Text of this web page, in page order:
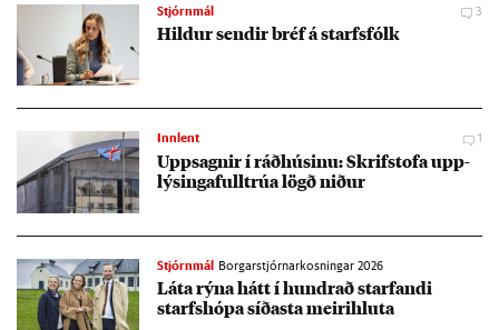
Stjórnmál 3
Hild­ur send­ir bréf á starfs­fólk
Innlent 1
Upp­sagn­ir í ráð­hús­inu: Skrif­stofa upp­
lýs­inga­full­trúa lögð nið­ur
Stjórnmál Borgarstjórnarkosningar 2026
Láta rýna hátt í hundrað starf­andi
starfs­hópa síð­asta meiri­hluta